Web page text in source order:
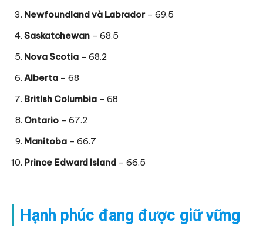
Newfoundland và Labrador– 69.5
Saskatchewan – 68.5
Nova Scotia – 68.2
Alberta – 68
British Columbia – 68
Ontario – 67.2
Manitoba – 66.7
Prince Edward Island – 66.5
Hạnh phúc đang được giữ vững